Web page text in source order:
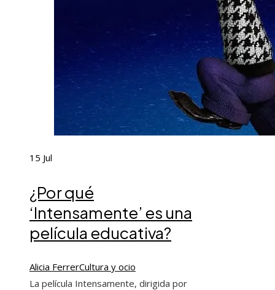
15 Jul
¿Por qué
‘Intensamente’ es una
película educativa?
Alicia FerrerCultura y ocio
La película Intensamente, dirigida por